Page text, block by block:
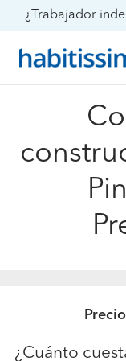
¿Trabajador
¿Cuánto